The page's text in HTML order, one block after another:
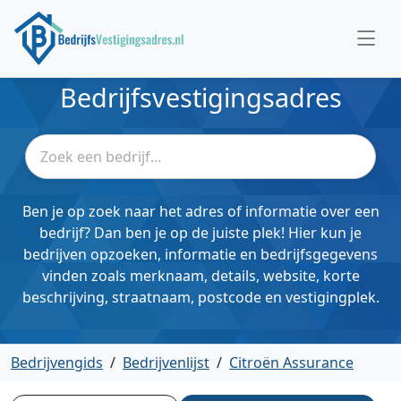
Bedrijfsvestigingsadres
Ben je op zoek naar het adres of informatie over een
bedrijf? Dan ben je op de juiste plek! Hier kun je
bedrijven opzoeken, informatie en bedrijfsgegevens
vinden zoals merknaam, details, website, korte
beschrijving, straatnaam, postcode en vestigingplek.
Bedrijvengids / Bedrijvenlijst / Citroën Assurance